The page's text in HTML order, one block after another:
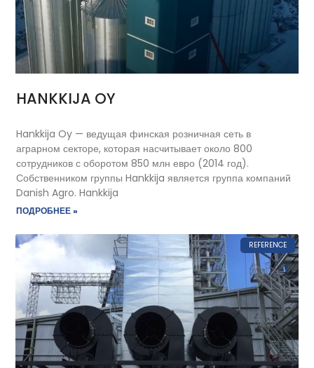
HANKKIJA OY
Hankkija Oy — ведущая финская розничная сеть в
аграрном секторе, которая насчитывает около 800
сотрудников с оборотом 850 млн евро (2014 год).
Собственником группы Hankkija является группа компаний
Danish Agro. Hankkija
ПОДРОБНЕЕ »
REFERENCE